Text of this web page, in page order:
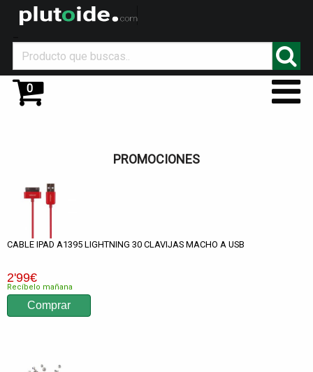
0
PROMOCIONES
CABLE IPAD A1395 LIGHTNING 30 CLAVIJAS MACHO A USB
2'99€
Recíbelo mañana